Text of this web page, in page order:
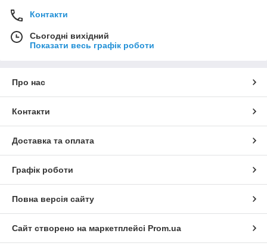
Контакти
Сьогодні вихідний
Показати весь графік роботи
Про нас
Контакти
Доставка та оплата
Графік роботи
Повна версія сайту
Сайт створено на маркетплейсі Prom.ua